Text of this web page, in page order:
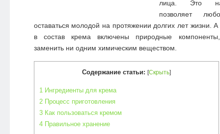
лица. Это
позволяет
оставаться молодой на протяжении долгих лет жизни. А
в состав крема включены природные
заменить ни одним химическим веществом.
Содержание статьи: [Скрыть]
1Ингредиенты для крема
2Процесс приготовления
3Как пользоваться кремом
4Правильное хранение